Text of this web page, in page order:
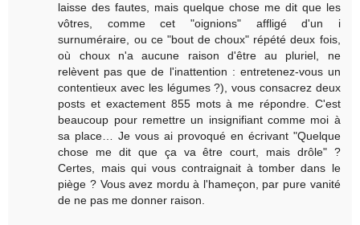
laisse des fautes, mais quelque chose me dit que les
vôtres, comme cet "oignions" affligé d'un i
surnuméraire, ou ce "bout de choux" répété deux fois,
où choux n'a aucune raison d'être au pluriel, ne
relèvent pas que de l'inattention : entretenez-vous un
contentieux avec les légumes ?), vous consacrez deux
posts et exactement 855 mots à me répondre. C'est
beaucoup pour remettre un insignifiant comme moi à
sa place… Je vous ai provoqué en écrivant "Quelque
chose me dit que ça va être court, mais drôle" ?
Certes, mais qui vous contraignait à tomber dans le
piège ? Vous avez mordu à l'hameçon, par pure vanité
de ne pas me donner raison.